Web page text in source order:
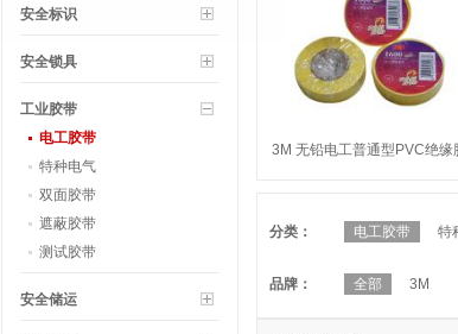
3M 无铅电工普通型PVC绝缘
分类： 电工胶带 特
品牌： 全部 3M
安全标识
安全锁具
工业胶带
电工胶带
特种电气
双面胶带
遮蔽胶带
测试胶带
安全储运